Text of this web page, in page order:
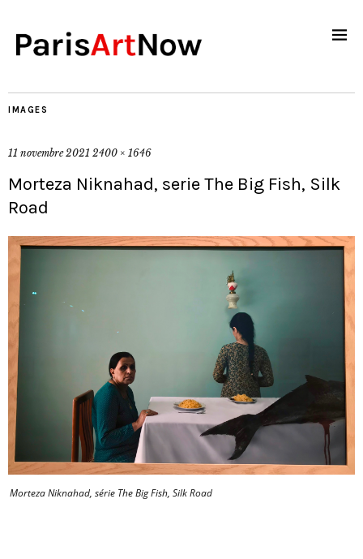
IMAGES
11 novembre 2021 2400 × 1646
Morteza Niknahad, serie The Big Fish, Silk
Road
Morteza Niknahad, série The Big Fish, Silk Road